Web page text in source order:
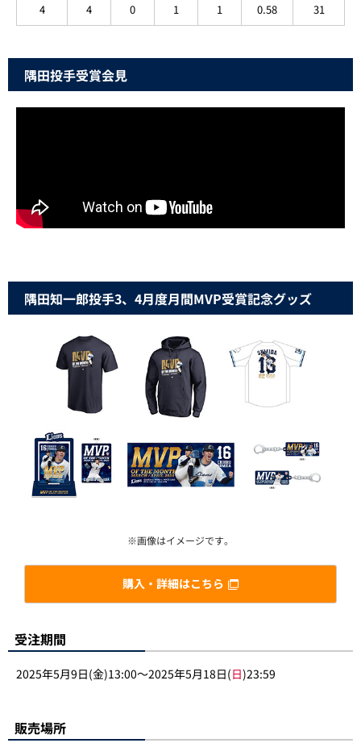
4 4 0 1 1 0.58 31
隅田投手受賞会見
隅田知一郎投手3、4月度月間MVP受賞記念グッズ
※画像はイメージです。
購入・詳細はこちら
受注期間
2025年5月9日(金)13:00～2025年5月18日(日)23:59
販売場所